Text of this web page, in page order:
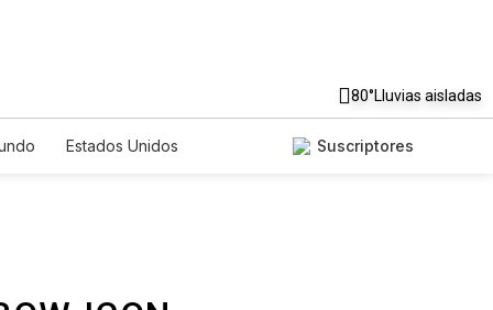
80°Lluvias aisladas
Estados Unidos
Suscriptores